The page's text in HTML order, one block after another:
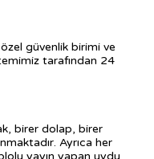
güvenlik birimi ve
tarafından 24
birer dolap, birer
Ayrıca her
yayın yapan uydu